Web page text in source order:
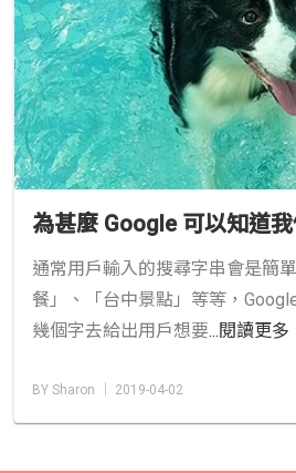
為甚麼 Google 可以知道
通常用戶輸入的搜尋字串會是簡
餐」、「台中景點」等等，
幾個字去給出用戶想要...閱讀更多
BY Sharon │ 2019-04-02